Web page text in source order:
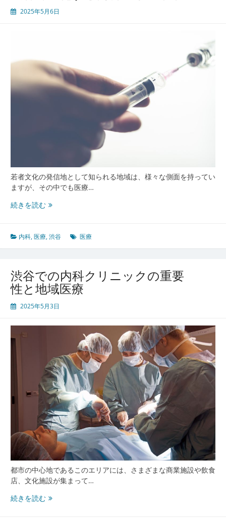
見
せ
い
可
能
性
2025年5月6日
若者文化の発信地として知られる地域は、様々な側面を持ってい
ますが、その中でも医療…
続きを読む渋
進
化
内
科
療
内科,医療,渋谷 医療
渋谷での内科クリニックの重要
性と地域医療
2025年5月3日
都市の中心地であるこのエリアには、さまざまな商業施設や飲食
店、文化施設が集まって…
続きを読む渋